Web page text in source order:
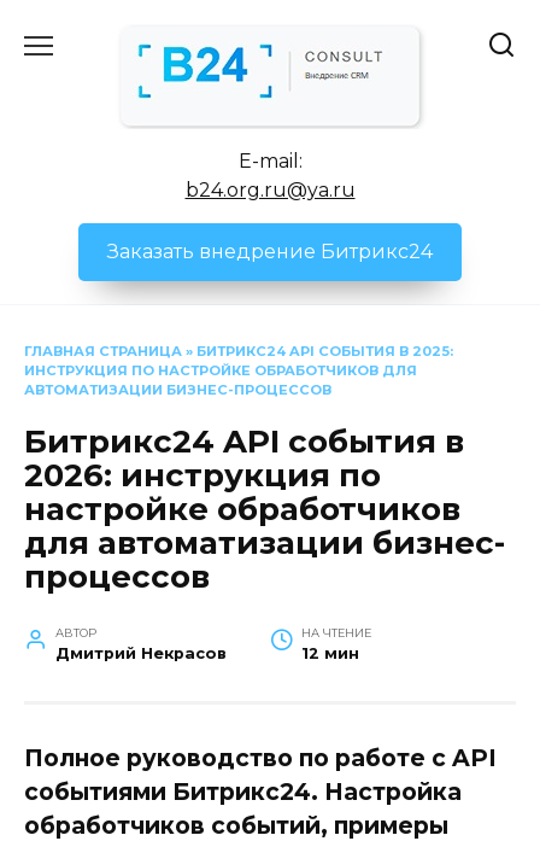
E-mail:
b24.org.ru@ya.ru
Заказать внедрение Битрикс24
ГЛАВНАЯ СТРАНИЦА » БИТРИКС24 API СОБЫТИЯ В 2025:
ИНСТРУКЦИЯ ПО НАСТРОЙКЕ ОБРАБОТЧИКОВ ДЛЯ
АВТОМАТИЗАЦИИ БИЗНЕС-ПРОЦЕССОВ
Битрикс24 API события в
2026: инструкция по
настройке обработчиков
для автоматизации бизнес-
процессов
АВТОР
Дмитрий Некрасов
НА ЧТЕНИЕ
12 мин
Полное руководство по работе с API
событиями Битрикс24. Настройка
обработчиков событий, примеры